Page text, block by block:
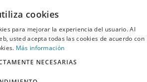
cookies
para mejorar la experiencia del usuario. Al
usted acepta todas las cookies de acuerdo con
Más información
NECESARIAS